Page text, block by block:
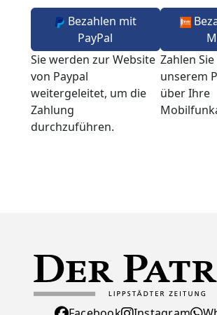
Bezahlen mit
PayPal
Sie werden zur Website
von Paypal
weitergeleitet, um die
Zahlung
durchzuführen.
Zahlen
unserem
über Ihre